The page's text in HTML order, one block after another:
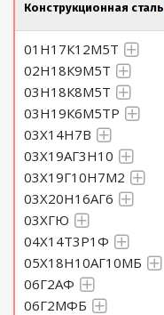
Конструкционная сталь
01Н17К12М5Т
02Н18К9М5Т
03Н18К8М5Т
03Н19К6М5ТР
03Х14Н7В
03Х19АГ3Н10
03Х19Г10Н7М2
03Х20Н16АГ6
03ХГЮ
04Х14Т3Р1Ф
05Х18Н10АГ10МБ
06Г2АФ
06Г2МФБ